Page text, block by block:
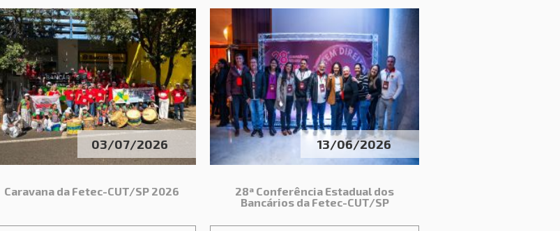
03/07/2026
Caravana da Fetec-CUT/SP 2026
13/06/2026
28ª Conferência Estadual dos
Bancários da Fetec-CUT/SP